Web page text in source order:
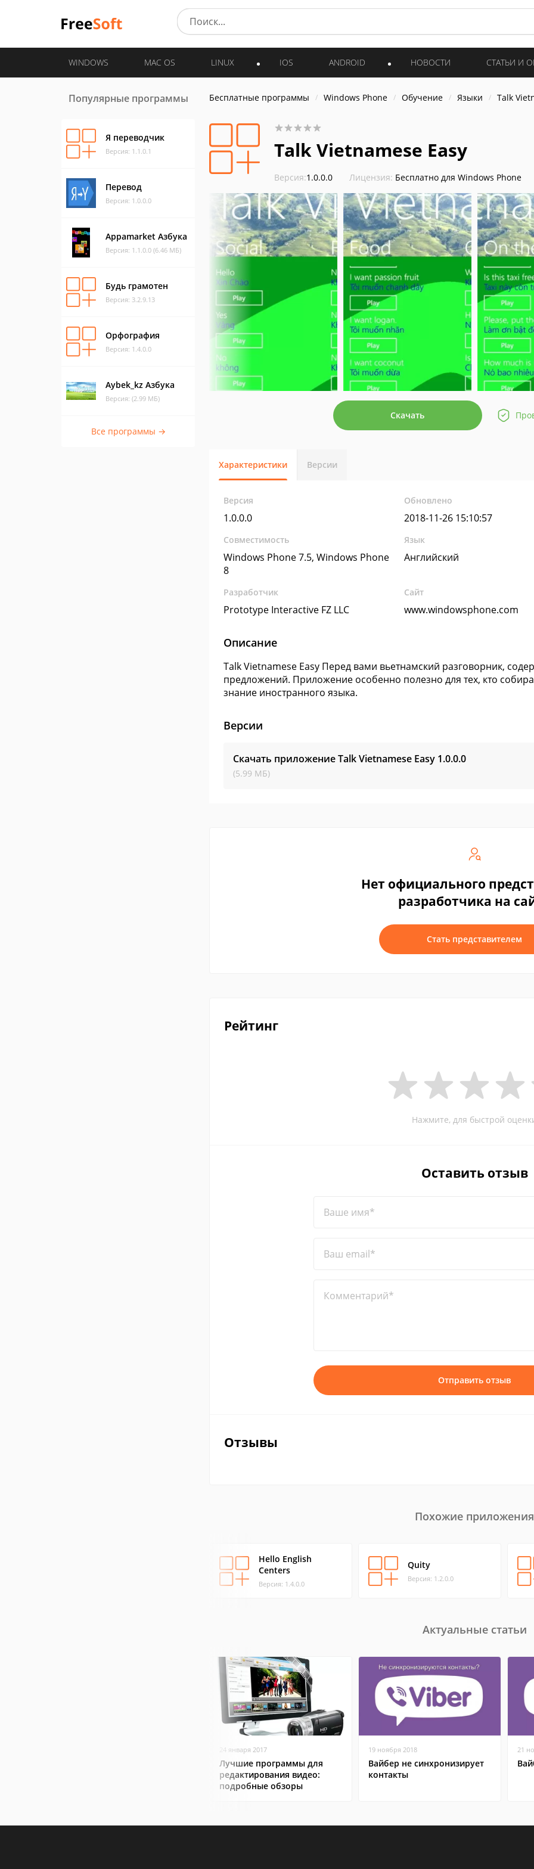
WINDOWS MAC OS LINUX IOS ANDROID НОВОСТИ СТАТЬИ И
Популярные программы
Я переводчик
Версия: 1.1.0.1
Перевод
Версия: 1.0.0.0
Appamarket Азбука
Версия: 1.1.0.0 (6.46 МБ)
Будь грамотен
Версия: 3.2.9.13
Орфография
Версия: 1.4.0.0
Aybek_kz Азбука
Версия: (2.99 МБ)
Все программы →
Бесплатные программы Windows Phone Обучение Языки Talk
Talk Vietnamese Easy
Версия:1.0.0.0 Лицензия: Бесплатно для Windows Phone
Скачать
Характеристики Версии
Версия
1.0.0.0
Обновлено
2018-11-26 15:10:57
Совместимость
Windows Phone 7.5, Windows Phone
8
Язык
Английский
Разработчик
Prototype Interactive FZ LLC
Сайт
www.windowsphone.com
Описание
Talk Vietnamese Easy Перед вами вьетнамский разговорник,
предложений. Приложение особенно полезно для тех, кто
знание иностранного языка.
Версии
Скачать приложение Talk Vietnamese Easy 1.0.0.0
(5.99 МБ)
Нет официального
разработчика на
Стать представителем
Рейтинг
Нажмите, для быстрой
Оставить отзыв
Ваше имя*
Ваш email*
Комментарий*
Отправить отзыв
Отзывы
Похожие приложения
Hello English
Centers
Версия: 1.4.0.0
Quity
Версия: 1.2.0.0
Актуальные статьи
24 января 2017
Лучшие программы для
редактирования видео:
подробные обзоры
19 ноября 2018
Вайбер не синхронизирует
контакты
21